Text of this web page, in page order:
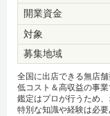
開業資金
対象
募集地域
全国に出店できる無店
低コスト＆高収益の事
鑑定はプロが行うため
特別な知識や経験は必要